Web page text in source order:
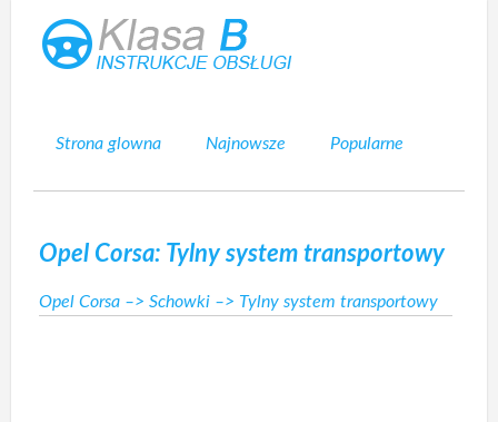
Strona glowna Najnowsze Popularne
Opel Corsa: Tylny system transportowy
Opel Corsa –> Schowki –> Tylny system transportowy